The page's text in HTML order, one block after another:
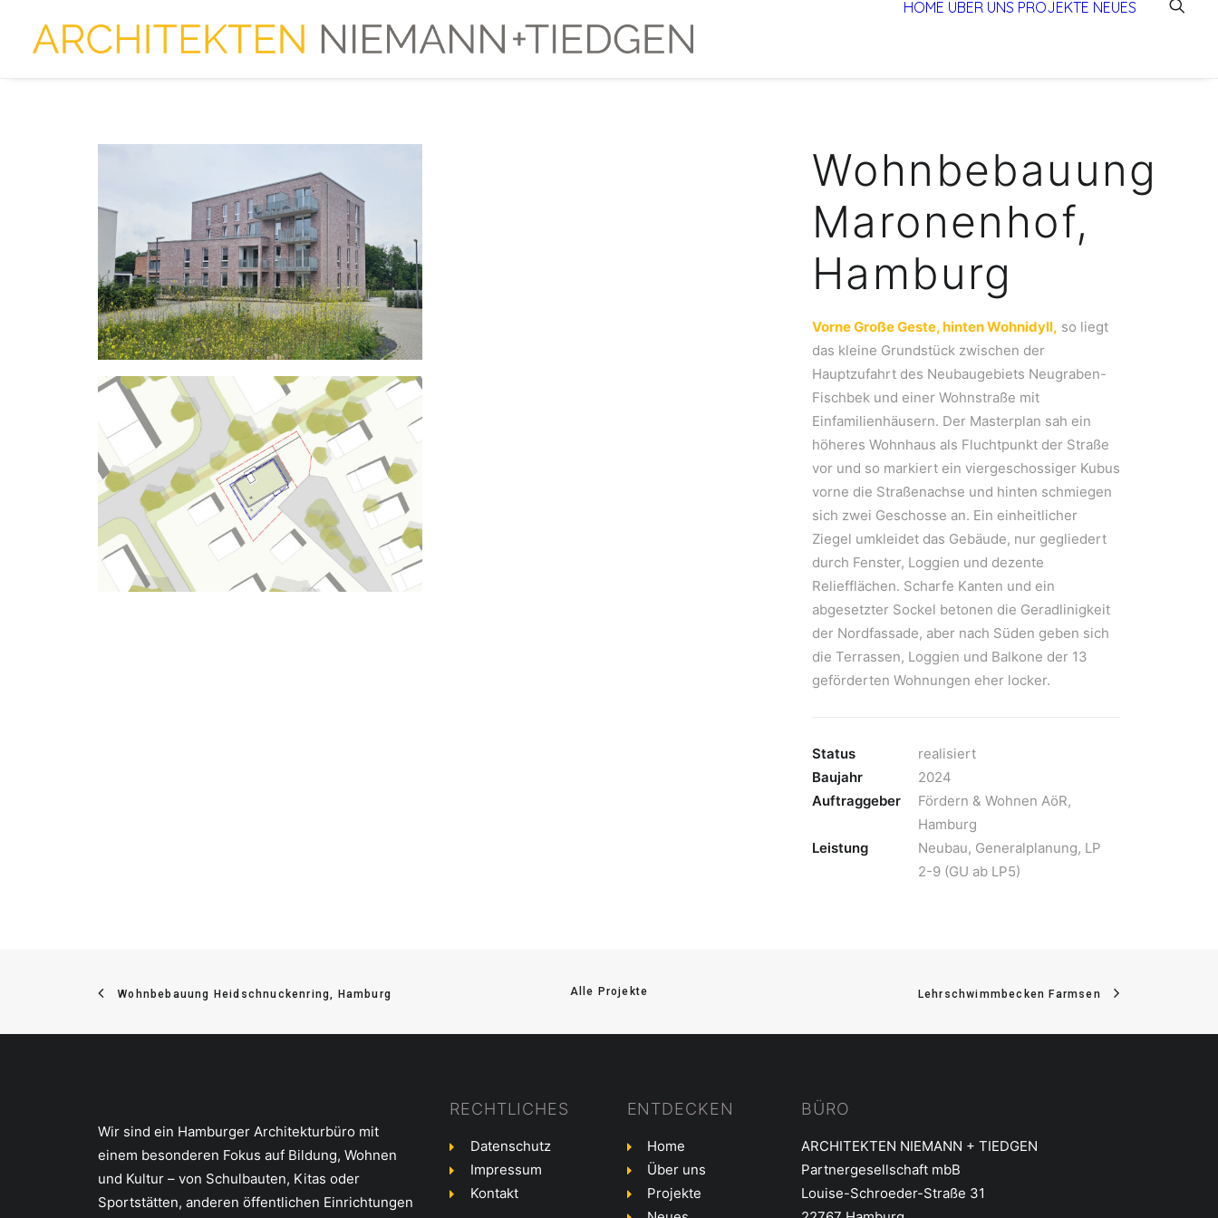
HOME ÜBER UNS PROJEKTE NEUES
Wohnbebauung
Maronenhof,
Hamburg
Vorne Große Geste, hinten Wohnidyll, so liegt
das kleine Grundstück zwischen der
Hauptzufahrt des Neubaugebiets Neugraben-
Fischbek und einer Wohnstraße mit
Einfamilienhäusern. Der Masterplan sah ein
höheres Wohnhaus als Fluchtpunkt der Straße
vor und so markiert ein viergeschossiger Kubus
vorne die Straßenachse und hinten schmiegen
sich zwei Geschosse an. Ein einheitlicher
Ziegel umkleidet das Gebäude, nur gegliedert
durch Fenster, Loggien und dezente
Reliefflächen. Scharfe Kanten und ein
abgesetzter Sockel betonen die Geradlinigkeit
der Nordfassade, aber nach Süden geben sich
die Terrassen, Loggien und Balkone der 13
geförderten Wohnungen eher locker.
Status
realisiert
Baujahr
2024
Auftraggeber
Fördern & Wohnen AöR,
Hamburg
Leistung
Neubau, Generalplanung, LP
2-9 (GU ab LP5)
Wohnbebauung Heidschnuckenring, Hamburg Alle Projekte Lehrschwimmbecken Farmsen
Wir sind ein Hamburger Architekturbüro mit
einem besonderen Fokus auf Bildung, Wohnen
und Kultur – von Schulbauten, Kitas oder
Sportstätten, anderen öffentlichen Einrichtungen
RECHTLICHES
Datenschutz
Impressum
Kontakt
ENTDECKEN
Home
Über uns
Projekte
BÜRO
ARCHITEKTEN NIEMANN + TIEDGEN
Partnergesellschaft mbB
Louise-Schroeder-Straße 31